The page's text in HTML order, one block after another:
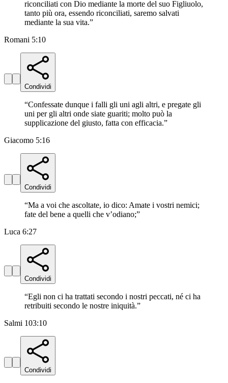
riconciliati con Dio mediante la morte del suo Figliuolo,
tanto più ora, essendo riconciliati, saremo salvati
mediante la sua vita.”
Romani 5:10
Condividi
“Confessate dunque i falli gli uni agli altri, e pregate gli
uni per gli altri onde siate guariti; molto può la
supplicazione del giusto, fatta con efficacia.”
Giacomo 5:16
Condividi
“Ma a voi che ascoltate, io dico: Amate i vostri nemici;
fate del bene a quelli che v’odiano;”
Luca 6:27
Condividi
“Egli non ci ha trattati secondo i nostri peccati, né ci ha
retribuiti secondo le nostre iniquità.”
Salmi 103:10
Condividi